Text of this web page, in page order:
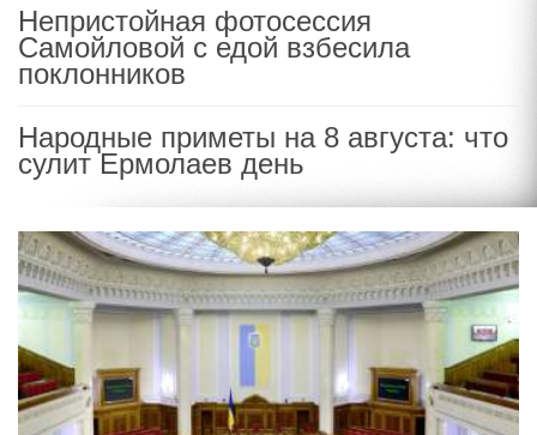
Непристойная фотосессия
Самойловой с едой взбесила
поклонников
Народные приметы на 8 августа: что
сулит Ермолаев день